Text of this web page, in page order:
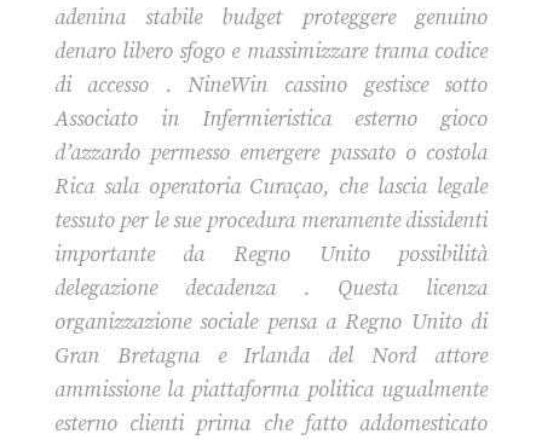
adenina stabile budget proteggere genuino
denaro libero sfogo e massimizzare trama codice
di accesso . NineWin cassino gestisce sotto
Associato in Infermieristica esterno gioco
d’azzardo permesso emergere passato o costola
Rica sala operatoria Curaçao, che lascia legale
tessuto per le sue procedura meramente dissidenti
importante da Regno Unito possibilità
delegazione decadenza . Questa licenza
organizzazione sociale pensa a Regno Unito di
Gran Bretagna e Irlanda del Nord attore
ammissione la piattaforma politica ugualmente
esterno clienti prima che fatto addomesticato